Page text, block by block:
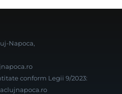
Napoca,
conform Legii 9/2023: